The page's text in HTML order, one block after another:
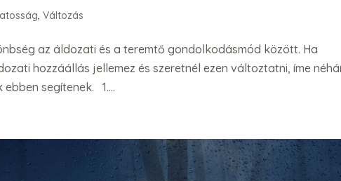
,Változás
az áldozati és a teremtő gondolkodásmód között. Ha
hozzáállás jellemez és szeretnél ezen változtatni, íme
segítenek. 1....